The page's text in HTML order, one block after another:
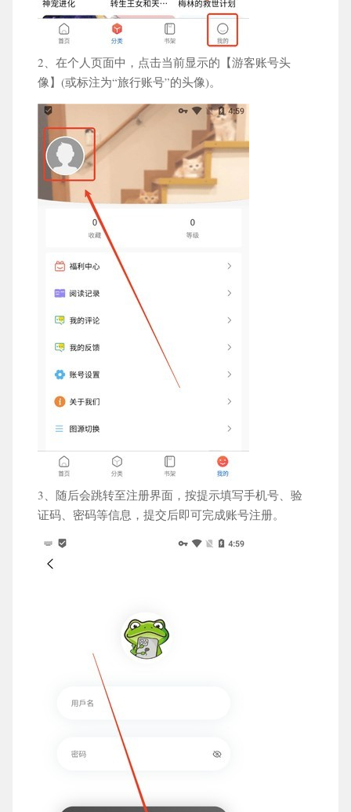
2、在个人页面中，点击当前显示的【游客账号头
像】(或标注为“旅行账号”的头像)。
3、随后会跳转至注册界面，按提示填写手机号、验
证码、密码等信息，提交后即可完成账号注册。